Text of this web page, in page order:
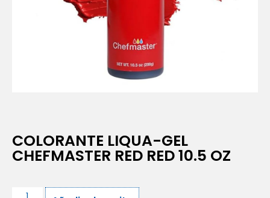
COLORANTE LIQUA-GEL
CHEFMASTER RED RED 10.5 OZ